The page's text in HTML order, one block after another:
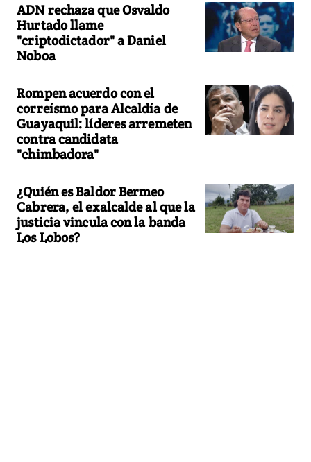
ADN rechaza que Osvaldo
Hurtado llame
"criptodictador" a Daniel
Noboa
Rompen acuerdo con el
correísmo para Alcaldía de
Guayaquil: líderes arremeten
contra candidata
"chimbadora"
¿Quién es Baldor Bermeo
Cabrera, el exalcalde al que la
justicia vincula con la banda
Los Lobos?